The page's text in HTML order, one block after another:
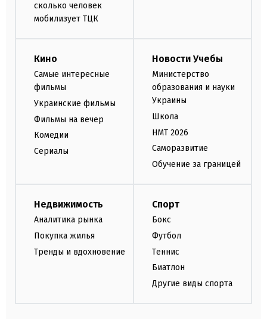
сколько человек
мобилизует ТЦК
Кино
Самые интересные
фильмы
Украинские фильмы
Фильмы на вечер
Комедии
Сериалы
Новости Учебы
Министерство
образования и науки
Украины
Школа
НМТ 2026
Саморазвитие
Обучение за границей
Недвижимость
Аналитика рынка
Покупка жилья
Тренды и вдохновение
Спорт
Бокс
Футбол
Теннис
Биатлон
Другие виды спорта